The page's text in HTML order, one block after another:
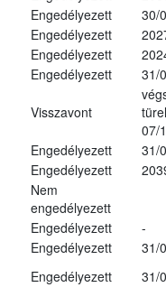
Engedélyezett
30/
Engedélyezett
Engedélyezett
Engedélyezett 31/
Visszavont
07/
Engedélyezett
31/
Engedélyezett
Nem
engedélyezett
Engedélyezett
-
Engedélyezett
31/
Engedélyezett
31/